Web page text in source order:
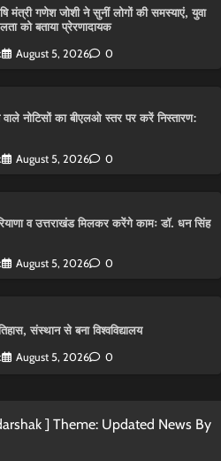
मंत्री गणेश जोशी ने सुनीं लोगों की समस्याएं, युवा
को बताया प्रेरणादायक
August 5, 2026 0
वाले नोटिसों का बीएलओ स्तर पर करें निस्तारण:
August 5, 2026 0
व उत्तराखंड मिलकर करेंगे कामः डाॅ. धन सिंह
August 5, 2026 0
संस्थान से बना विश्वविद्यालय
August 5, 2026 0
] Theme: Updated News By